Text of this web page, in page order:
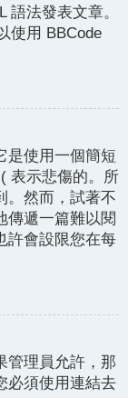
法發表文章。
使用 BBCode
是使用一個簡短
表示悲傷的。所
。然而，試著不
傳遞一篇難以閱
許會設限您在每
管理員允許，那
必須使用連結去